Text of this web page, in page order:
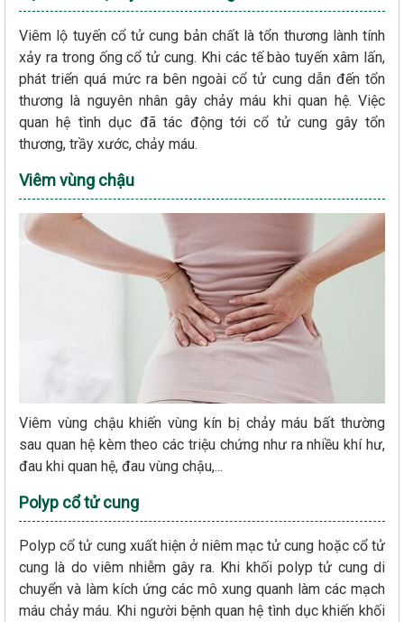
Viêm lộ tuyến cổ tử cung bản chất là tổn thương lành tính
xảy ra trong ống cổ tử cung. Khi các tế bào tuyến xâm lấn,
phát triển quá mức ra bên ngoài cổ tử cung dẫn đến tổn
thương là nguyên nhân gây chảy máu khi quan hệ. Việc
quan hệ tình dục đã tác động tới cổ tử cung gây tổn
thương, trầy xước, chảy máu.
Viêm vùng chậu
Viêm vùng chậu khiến vùng kín bị chảy máu bất thường
sau quan hệ kèm theo các triệu chứng như ra nhiều khí hư,
đau khi quan hệ, đau vùng chậu,...
Polyp cổ tử cung
Polyp cổ tử cung xuất hiện ở niêm mạc tử cung hoặc cổ tử
cung là do viêm nhiễm gây ra. Khi khối polyp tử cung di
chuyển và làm kích ứng các mô xung quanh làm các mạch
máu chảy máu. Khi người bệnh quan hệ tình dục khiến khối